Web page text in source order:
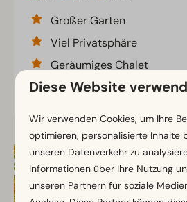
Großer Garten
Viel Privatsphäre
Geräumiges Chalet
Diese Website
Wir verwenden Cookies, um Ihre
optimieren, personalisierte Inhalte
unseren Datenverkehr zu
Informationen über Ihre Nutzung
unseren Partnern für soziale